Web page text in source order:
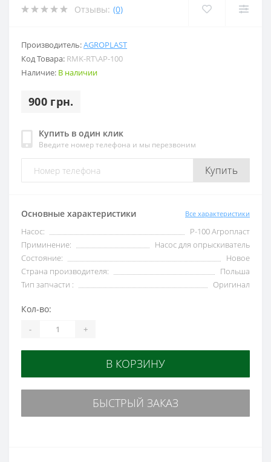
Отзывы: (0)
Производитель:AGROPLAST
Код Товара: RMK-RT\AP-100
Наличие: В наличии
900 грн.
Купить в один клик
Введите номер телефона и мы перезвоним
Купить
Основные характеристики Все характеристики
Насос:
Р-100 Агропласт
Приминение:
Насос для опрыскиватель
Состояние:
Новое
Страна производителя:
Польша
Тип запчасти :
Оригинал
Кол-во:
- +
В КОРЗИНУ
БЫСТРЫЙ ЗАКАЗ